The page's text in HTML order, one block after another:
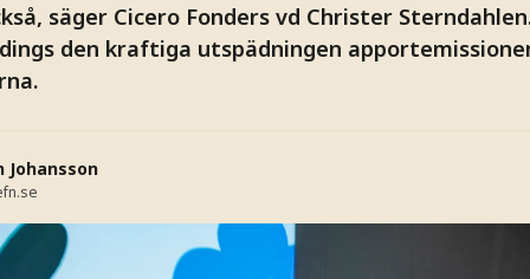
säger Cicero Fonders vd Christer
den kraftiga utspädningen
Johansson